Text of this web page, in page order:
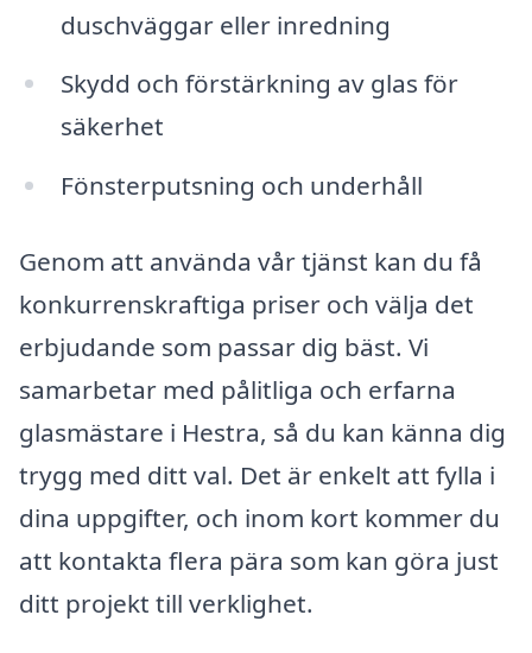
duschväggar eller inredning
Skydd och förstärkning av glas för
säkerhet
Fönsterputsning och underhåll
Genom att använda vår tjänst kan du få
konkurrenskraftiga priser och välja det
erbjudande som passar dig bäst. Vi
samarbetar med pålitliga och erfarna
glasmästare i Hestra, så du kan känna dig
trygg med ditt val. Det är enkelt att fylla i
dina uppgifter, och inom kort kommer du
att kontakta flera pära som kan göra just
ditt projekt till verklighet.